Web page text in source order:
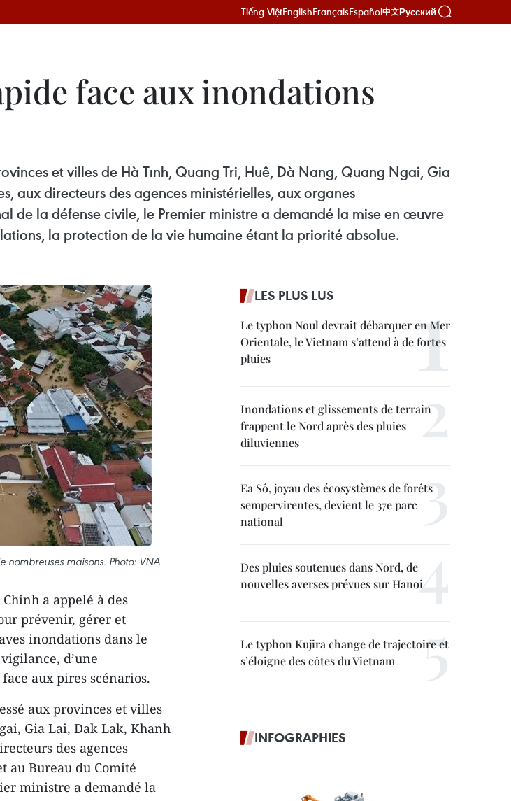
Tiếng ViệtEnglishFrançaisEspañol中文Русский
face aux inondations
et villes de Hà Tınh, Quang Tri, Huê, Dà Nang, Quang Ngai, Gia
aux directeurs des agences ministérielles, aux organes
de la défense civile, le Premier ministre a demandé la mise en œuvre
la protection de la vie humaine étant la priorité absolue.
maisons. Photo: VNA
a appelé à des
prévenir, gérer et
inondations dans le
d’une
aux pires scénarios.
aux provinces et villes
Gia Lai, Dak Lak, Khanh
des agences
au Bureau du Comité
ministre a demandé la
LES PLUS LUS
Le typhon Noul devrait débarquer en Mer
Orientale, le Vietnam s’attend à de fortes
pluies
Inondations et glissements de terrain
frappent le Nord après des pluies
diluviennes
Ea Sô, joyau des écosystèmes de forêts
sempervirentes, devient le 37e parc
national
Des pluies soutenues dans Nord, de
nouvelles averses prévues sur Hanoi
Le typhon Kujira change de trajectoire et
s’éloigne des côtes du Vietnam
INFOGRAPHIES